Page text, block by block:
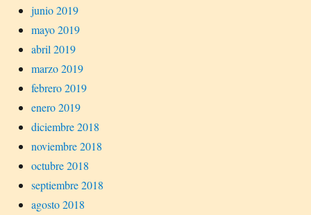
junio 2019
mayo 2019
abril 2019
marzo 2019
febrero 2019
enero 2019
diciembre 2018
noviembre 2018
octubre 2018
septiembre 2018
agosto 2018